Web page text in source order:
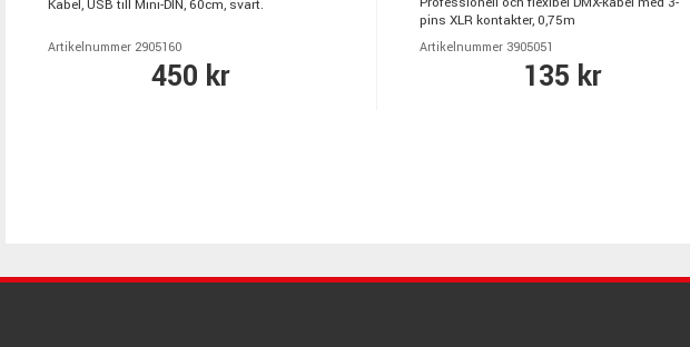
Kabel, USB till Mini-DIN, 60cm, svart.
Artikelnummer 2905160
450 kr
pins XLR kontakter, 0,75m
Artikelnummer 3905051
135 kr